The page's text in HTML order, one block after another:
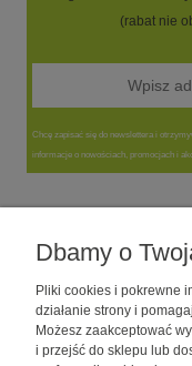
(rabat nie
Chcę zapisać się do newslettera i
informacje o nowościach, promocjach i
Dbamy o
Pliki cookies i pokrewne
działanie strony i
Możesz zaakceptować
i przejść do sklepu lub